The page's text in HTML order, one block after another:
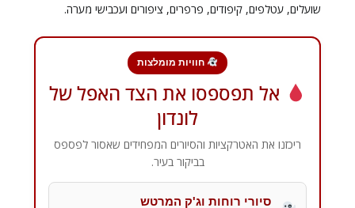
שועלים, עטלפים, קיפודים, פרפרים, ציפורים ועכבישי מערה.
חוויות מומלצות
אל תפספסו את הצד האפל של
לונדון
ריכזנו את האטרקציות והסיורים המפחידים שאסור לפספס
בביקור בעיר.
סיורי רוחות וג'ק המרטש